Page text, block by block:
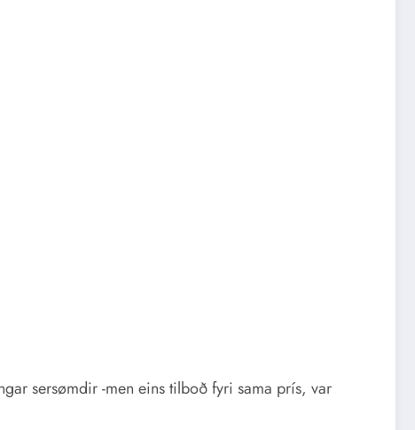
sersømdir -men eins tilboð fyri sama prís, var